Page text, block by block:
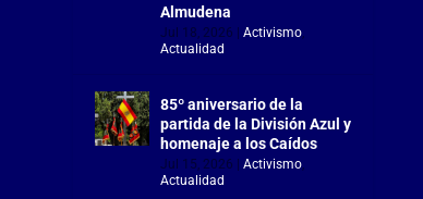
Almudena
Jul 18, 2026 |Activismo,
Actualidad
85º aniversario de la
partida de la División Azul y
homenaje a los Caídos
Jul 15, 2026 |Activismo,
Actualidad